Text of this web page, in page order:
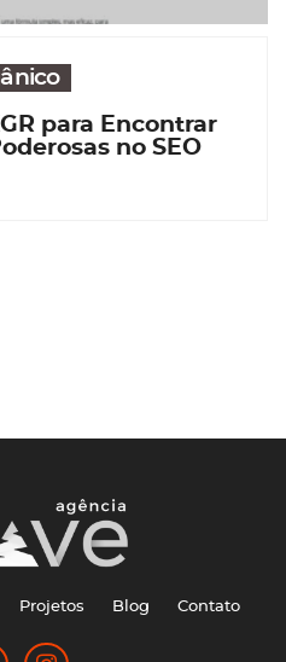
para Encontrar
no SEO
Projetos Blog Contato